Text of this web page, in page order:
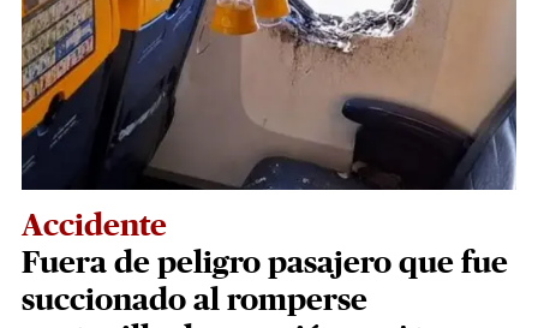
Accidente
Fuera de peligro pasajero que fue
succionado al romperse